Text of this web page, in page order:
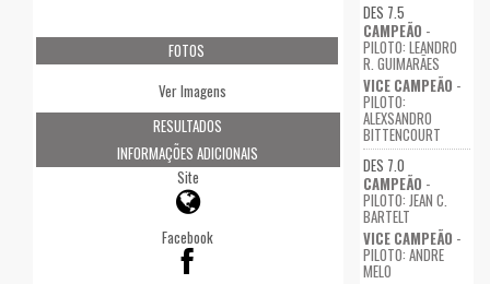
FOTOS
Ver Imagens
RESULTADOS
INFORMAÇÕES ADICIONAIS
Site
Facebook
DES 7.5
CAMPEÃO -
PILOTO: LEANDRO
R. GUIMARÃES
VICE CAMPEÃO -
PILOTO:
ALEXSANDRO
BITTENCOURT
DES 7.0
CAMPEÃO -
PILOTO: JEAN C.
BARTELT
VICE CAMPEÃO -
PILOTO: ANDRE
MELO